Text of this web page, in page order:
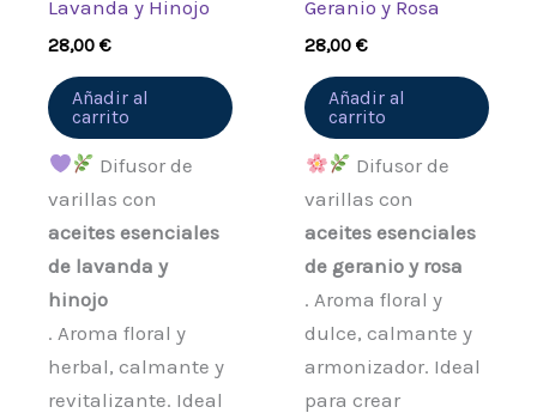
Lavanda y Hinojo
28,00€
Añadir al
carrito
Difusor de
varillas con
aceites esenciales
de lavanda y
hinojo
. Aroma floral y
herbal, calmante y
revitalizante. Ideal
Geranio y Rosa
28,00€
Añadir al
carrito
Difusor de
varillas con
aceites esenciales
de geranio y rosa
. Aroma floral y
dulce, calmante y
armonizador. Ideal
para crear